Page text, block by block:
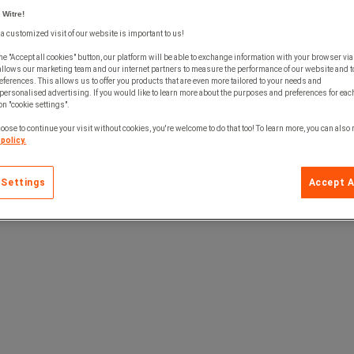
avsedda för normal belastning.
eller andra liknande system där ett NLGI 2-fett kan vara svårt att
Witre!
customized visit of our website is important to us!
"Accept all cookies" button, our platform will be able to exchange information with your browser
our marketing team and our internet partners to measure the performance of our website and
This allows us to offer you products that are even more tailored to your needs and
advertising. If you would like to learn more about the purposes and preferences for
"cookie settings".
to continue your visit without cookies, you're welcome to do that too! To learn more, you can also
Accept